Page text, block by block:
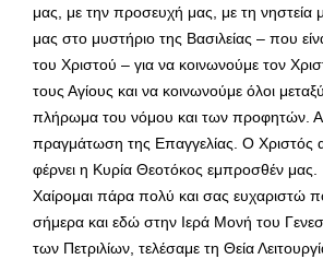
μας, με την προσευχή μας, με τη νηστεία
μας στο μυστήριο της Βασιλείας – που
του Χριστού – για να κοινωνούμε τον
τους Αγίους και να κοινωνούμε όλοι
πλήρωμα του νόμου και των προφητών.
πραγμάτωση της Επαγγελίας. Ο Χριστός
φέρνει η Κυρία Θεοτόκος εμπροσθέν μας.
Χαίρομαι πάρα πολύ και σας ευχαριστώ
σήμερα και εδώ στην Ιερά Μονή του
των Πετριλίων, τελέσαμε τη Θεία